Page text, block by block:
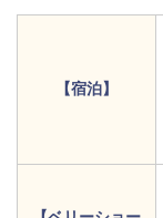
【宿泊】